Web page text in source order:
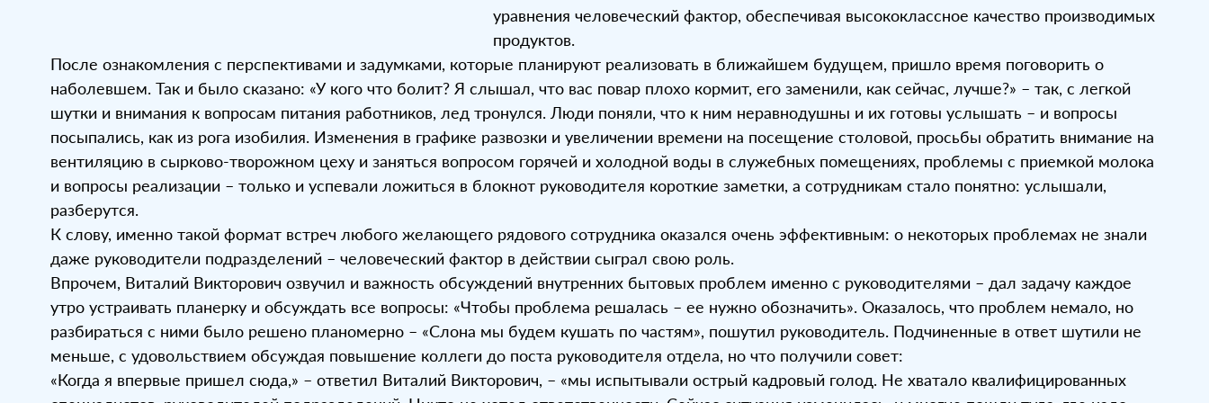
уравнения человеческий фактор, обеспечивая высококлассное качество производимых
продуктов.
После ознакомления с перспективами и задумками, которые планируют реализовать в ближайшем будущем, пришло время поговорить о
наболевшем. Так и было сказано: «У кого что болит? Я слышал, что вас повар плохо кормит, его заменили, как сейчас, лучше?» – так, с легкой
шутки и внимания к вопросам питания работников, лед тронулся. Люди поняли, что к ним неравнодушны и их готовы услышать – и вопросы
посыпались, как из рога изобилия. Изменения в графике развозки и увеличении времени на посещение столовой, просьбы обратить внимание на
вентиляцию в сырково-творожном цеху и заняться вопросом горячей и холодной воды в служебных помещениях, проблемы с приемкой молока
и вопросы реализации – только и успевали ложиться в блокнот руководителя короткие заметки, а сотрудникам стало понятно: услышали,
разберутся.
К слову, именно такой формат встреч любого желающего рядового сотрудника оказался очень эффективным: о некоторых проблемах не знали
даже руководители подразделений – человеческий фактор в действии сыграл свою роль.
Впрочем, Виталий Викторович озвучил и важность обсуждений внутренних бытовых проблем именно с руководителями – дал задачу каждое
утро устраивать планерку и обсуждать все вопросы: «Чтобы проблема решалась – ее нужно обозначить». Оказалось, что проблем немало, но
разбираться с ними было решено планомерно – «Слона мы будем кушать по частям», пошутил руководитель. Подчиненные в ответ шутили не
меньше, с удовольствием обсуждая повышение коллеги до поста руководителя отдела, но что получили совет:
«Когда я впервые пришел сюда,» – ответил Виталий Викторович, – «мы испытывали острый кадровый голод. Не хватало квалифицированных